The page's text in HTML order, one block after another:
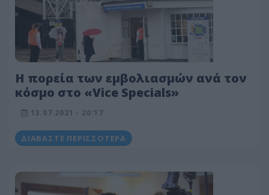
Η πορεία των εμβολιασμών ανά τον
κόσμο στο «Vice Specials»
13.07.2021 - 20:17
ΔΙΑΒΆΣΤΕ ΠΕΡΙΣΣΌΤΕΡΑ